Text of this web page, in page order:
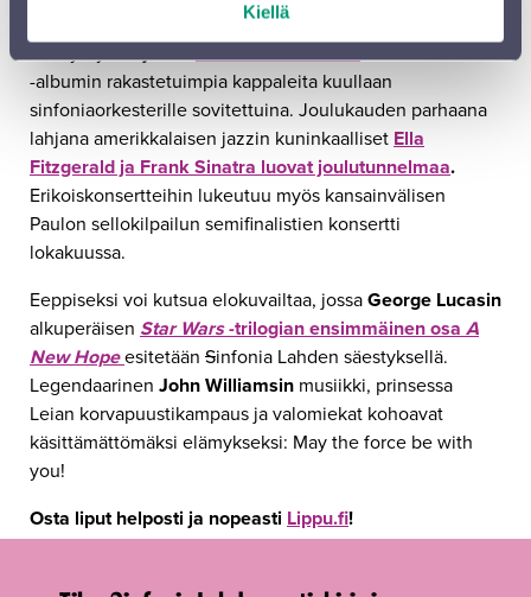
Kiellä
suurimpia hittejä esittää Sinfonia Lahden luottokumppani
lauluyhtyeRajaton.Samuli EdelmanninkahdenVaiheet
-albumin rakastetuimpia kappaleita kuullaan
sinfoniaorkesterille sovitettuina. Joulukauden parhaana
lahjana amerikkalaisen jazzin kuninkaalliset Ella
Fitzgerald ja Frank Sinatra luovat joulutunnelmaa.
Erikoiskonsertteihin lukeutuu myös kansainvälisen
Paulon sellokilpailun semifinalistien konsertti
lokakuussa.
Eeppiseksi voi kutsua elokuvailtaa, jossaGeorge Lucasin
alkuperäisen Star Wars-trilogian ensimmäinen osa A
New Hopeesitetään Sinfonia Lahden säestyksellä.
Legendaarinen John Williamsin musiikki, prinsessa
Leian korvapuustikampaus ja valomiekat kohoavat
käsittämättömäksi elämykseksi: May the force be with
you!
Osta liput helposti ja nopeasti Lippu.fi!